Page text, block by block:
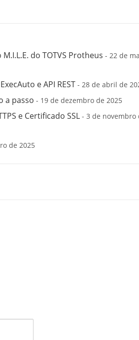
do TOTVS Protheus - 22 de
e API REST - 28 de abril de
a passo - 19 de dezembro de 2025
e Certificado SSL - 3 de novembro
de 2025